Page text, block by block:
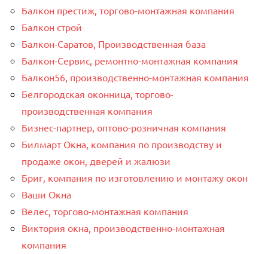
Балкон престиж, торгово-монтажная компания
Балкон строй
Балкон-Саратов, Производственная база
Балкон-Сервис, ремонтно-монтажная компания
Балкон56, производственно-монтажная компания
Белгородская оконница, торгово-
производственная компания
Бизнес-партнер, оптово-розничная компания
Билмарт Окна, компания по производству и
продаже окон, дверей и жалюзи
Бриг, компания по изготовлению и монтажу окон
Ваши Окна
Велес, торгово-монтажная компания
Виктория окна, производственно-монтажная
компания